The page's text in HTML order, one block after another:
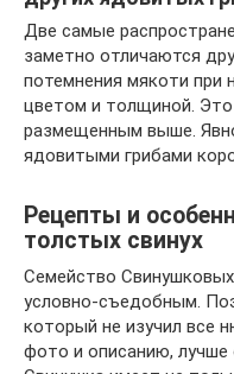
Две самые
заметно отличаются
потемнения мякоти при
цветом и толщиной.
размещенным выше.
ядовитыми грибами
Рецепты и
толстых свинух
Семейство
условно-съедобным.
который не изучил все
фото и описанию, лучше